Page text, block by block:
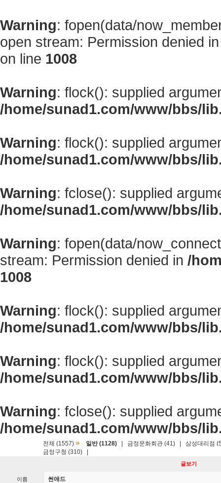
Warning: fopen(data/
open stream: Permission denied
on line 1008
Warning: flock(): supplied
/home/sunad1.com/www/bbs/
Warning: flock(): supplied
/home/sunad1.com/www/bbs/
Warning: fclose(): supplied
/home/sunad1.com/www/bbs/
Warning: fopen(data/
stream: Permission denied in /
1008
Warning: flock(): supplied
/home/sunad1.com/www/bbs/
Warning: flock(): supplied
/home/sunad1.com/www/bbs/
Warning: fclose(): supplied
/home/sunad1.com/www/bbs/
전체 (1557) » 일반 (1128) 금정문화회관 (41)
삼성대리점
금정구청 (310)
글보기
이름 썬애드